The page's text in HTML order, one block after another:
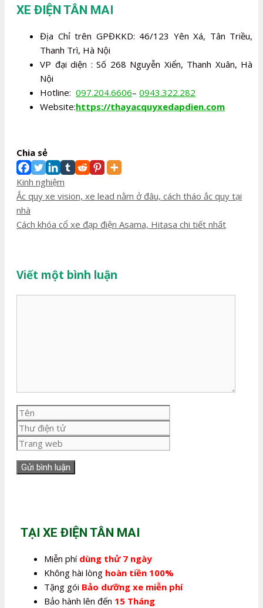
XE ĐIỆN TÂN MAI
Địa Chỉ trên GPĐKKD: 46/123 Yên Xá, Tân Triều,
Thanh Trì, Hà Nội
VP đại diện : Số 268 Nguyễn Xiển, Thanh Xuân, Hà
Nội
Hotline: 097.204.6606– 0943.322.282
Website:https://thayacquyxedapdien.com
Chia sẻ
Danh
mục
Kinh nghiệm
Điều
hướng
bài
Ắc quy xe vision, xe lead nằm ở đâu, cách tháo ắc quy tại
nhà
Cách khóa cổ xe đạp điện Asama, Hitasa chi tiết nhất
Viết một bình luận
Tên
tử
TẠI XE ĐIỆN TÂN MAI
Miễn phí dùng thử 7 ngày
Không hài lòng hoàn tiền 100%
Tặng gói Bảo dưỡng xe miễn phí
Bảo hành lên đến 15 Tháng